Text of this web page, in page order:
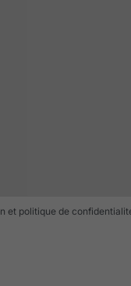
et politique de